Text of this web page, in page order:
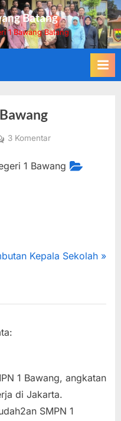
Batang
1 Bawang Batang
3 Komentarpada
SMP
1 Bawang
Kepala Sekolah
1 Bawang, angkatan
di Jakarta.
SMPN 1